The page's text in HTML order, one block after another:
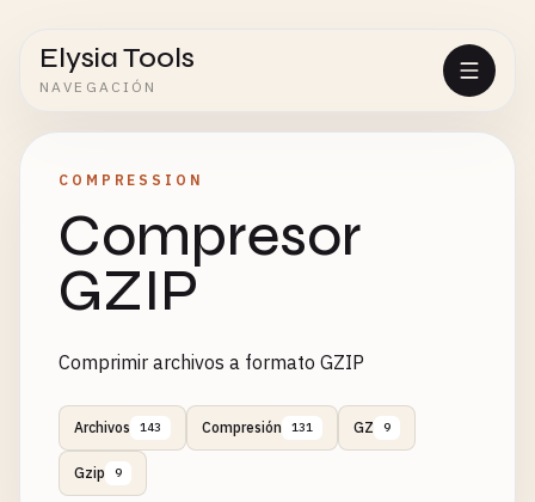
Elysia Tools
NAVEGACIÓN
COMPRESSION
Compresor
GZIP
Comprimir archivos a formato GZIP
Archivos 143 Compresión 131 GZ 9
Gzip 9